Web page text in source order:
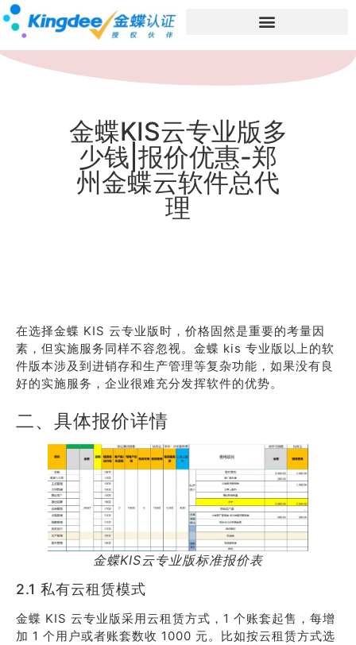
金蝶KIS云专业版多
少钱|报价优惠-郑
州金蝶云软件总代
理
在选择金蝶 KIS 云专业版时，价格固然是重要的考量因
素，但实施服务同样不容忽视。金蝶 kis 专业版以上的软
件版本涉及到进销存和生产管理等复杂功能，如果没有良
好的实施服务，企业很难充分发挥软件的优势。
二、具体报价详情
金蝶KIS云专业版标准报价表
2.1 私有云租赁模式
金蝶 KIS 云专业版采用云租赁方式，1 个账套起售，每增
加 1 个用户或者账套数收 1000 元。比如按云租赁方式选